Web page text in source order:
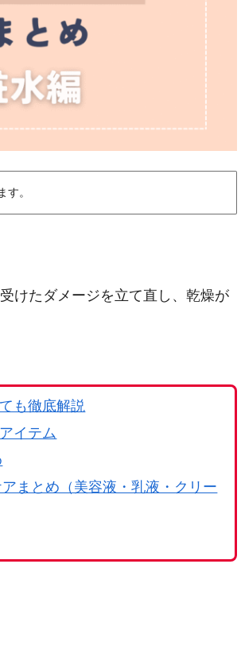
す。
けたダメージを立て直し、乾燥が
も徹底解説
イテム
まとめ（美容液・乳液・クリー